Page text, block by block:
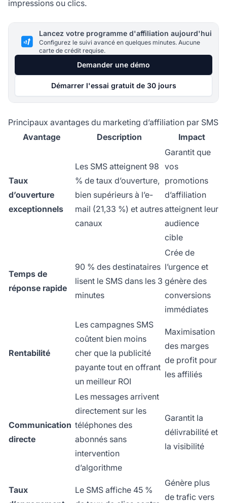
impressions ou clics.
Lancez votre programme d'affiliation aujourd'hui
Configurez le suivi avancé en quelques minutes. Aucune
carte de crédit requise.
Demander une démo
Démarrer l'essai gratuit de 30 jours
Principaux avantages du marketing d’affiliation par SMS
Avantage
Description Impact
Taux
d’ouverture
exceptionnels
Les SMS atteignent 98
% de taux d’ouverture,
bien supérieurs à l’e-
mail (21,33 %) et autres
canaux
Garantit que
vos
promotions
d’affiliation
atteignent leur
audience
cible
Temps de
réponse rapide
90 % des destinataires
lisent le SMS dans les 3
minutes
Crée de
l’urgence et
génère des
conversions
immédiates
Rentabilité
Les campagnes SMS
coûtent bien moins
cher que la publicité
payante tout en offrant
un meilleur ROI
Maximisation
des marges
de profit pour
les affiliés
Communication
directe
Les messages arrivent
directement sur les
téléphones des
abonnés sans
intervention
d’algorithme
Garantit la
délivrabilité et
la visibilité
Taux
Le SMS affiche 45 %
Génère plus
de trafic vers